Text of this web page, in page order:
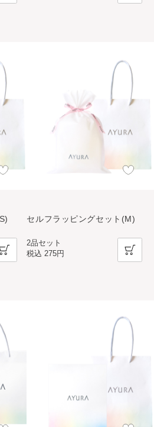
セルフラッピングセット(M)
2品セット
税込 275円